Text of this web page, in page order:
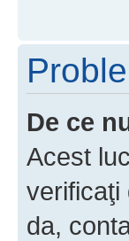
De ce
Acest
verificaţi
da,